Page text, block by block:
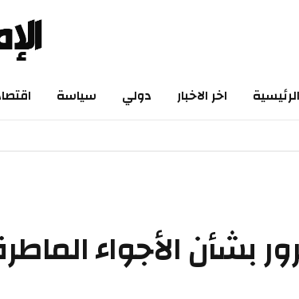
الرئيسية اخر الاخبار دولي سياسة
بشأن الأجواء